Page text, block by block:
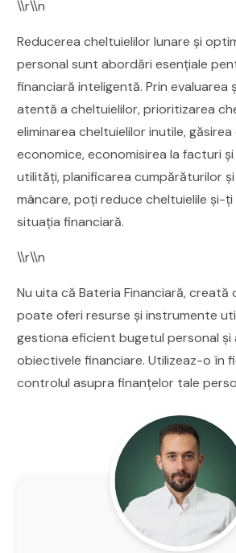
\\r\\n
Reducerea cheltuielilor lunare și
personal sunt abordări esențiale
financiară inteligentă. Prin evaluarea
atentă a cheltuielilor, prioritizarea
eliminarea cheltuielilor inutile,
economice, economisirea la facturi
utilități, planificarea cumpărăturilor
mâncare, poți reduce cheltuielile și-
situația financiară.
\\r\\n
Nu uita că Bateria Financiară, creată
poate oferi resurse și instrumente
gestiona eficient bugetul personal și
obiectivele financiare. Utilizeaz-o în
controlul asupra finanțelor tale